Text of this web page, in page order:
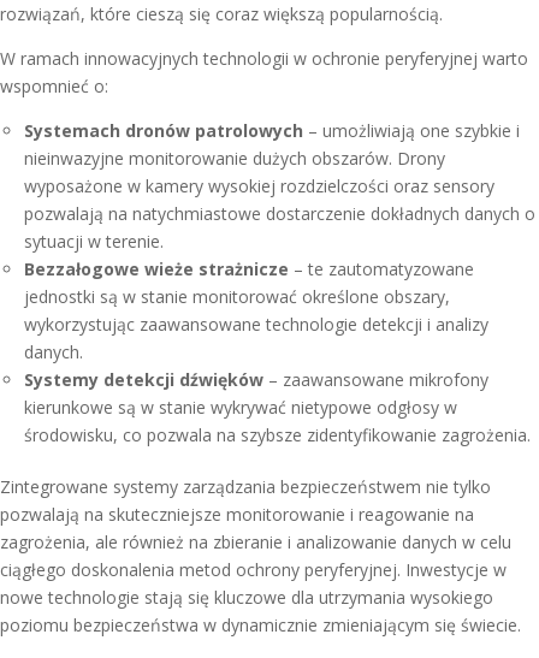
rozwiązań, które cieszą się coraz większą popularnością.
W ramach innowacyjnych technologii w ochronie peryferyjnej warto
wspomnieć o:
Systemach dronów patrolowych – umożliwiają one szybkie i
nieinwazyjne monitorowanie dużych obszarów. Drony
wyposażone w kamery wysokiej rozdzielczości oraz sensory
pozwalają na natychmiastowe dostarczenie dokładnych danych o
sytuacji w terenie.
Bezzałogowe wieże strażnicze – te zautomatyzowane
jednostki są w stanie monitorować określone obszary,
wykorzystując zaawansowane technologie detekcji i analizy
danych.
Systemy detekcji dźwięków – zaawansowane mikrofony
kierunkowe są w stanie wykrywać nietypowe odgłosy w
środowisku, co pozwala na szybsze zidentyfikowanie zagrożenia.
Zintegrowane systemy zarządzania bezpieczeństwem nie tylko
pozwalają na skuteczniejsze monitorowanie i reagowanie na
zagrożenia, ale również na zbieranie i analizowanie danych w celu
ciągłego doskonalenia metod ochrony peryferyjnej. Inwestycje w
nowe technologie stają się kluczowe dla utrzymania wysokiego
poziomu bezpieczeństwa w dynamicznie zmieniającym się świecie.